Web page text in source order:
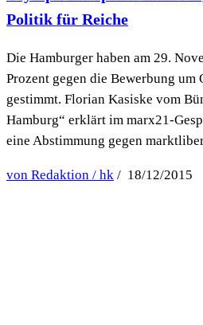
Politik für Reiche
Die Hamburger haben am 29.
Prozent gegen die Bewerbung um
gestimmt. Florian Kasiske vom
Hamburg“ erklärt im marx21-
eine Abstimmung gegen
von Redaktion / hk / 18/12/2015